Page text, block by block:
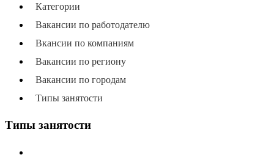
Категории
Вакансии по работодателю
Вкансии по компаниям
Вакансии по региону
Вакансии по городам
Типы занятости
Типы занятости